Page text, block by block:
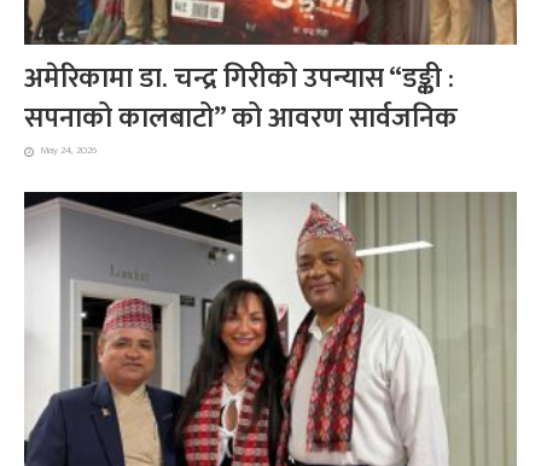
अमेरिकामा डा. चन्द्र गिरीको उपन्यास “डङ्की :
सपनाको कालबाटो” को आवरण सार्वजनिक
May 24, 2026